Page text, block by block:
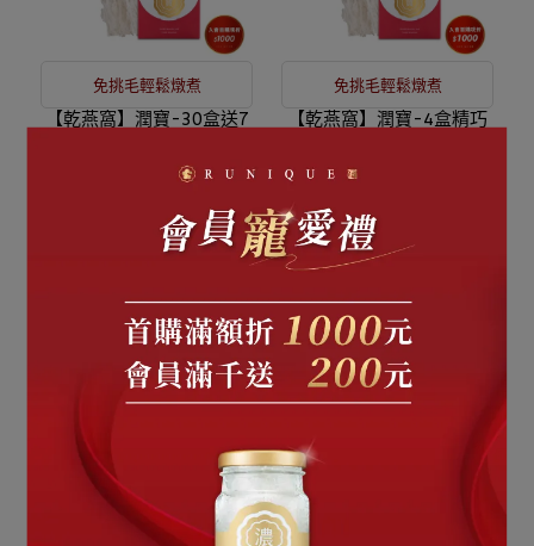
免挑毛輕鬆燉煮
【乾燕窩】潤寶-30盒送7
NT$62,700
免挑毛輕鬆燉煮
【乾燕窩】潤寶-4盒精巧
NT$8,360
【乾燕窩】潤寶-2盒精巧
NT$4,180
【乾燕窩】潤寶-4入典藏